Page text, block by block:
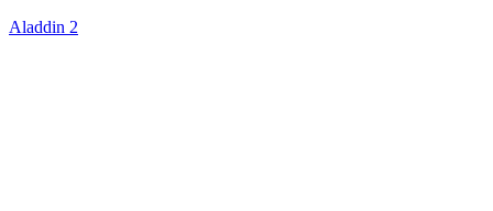
Aladdin 2